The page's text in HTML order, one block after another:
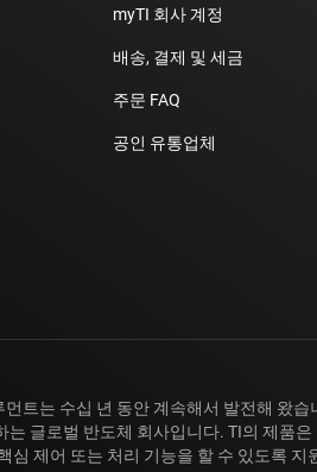
myTI 회사 계정
배송, 결제 및 세금
주문 FAQ
공인 유통업체
트는 수십 년 동안 계속해서 발전해 왔
는 글로벌 반도체 회사입니다. TI의 제품
심 제어 또는 처리 기능을 할 수 있도록 지